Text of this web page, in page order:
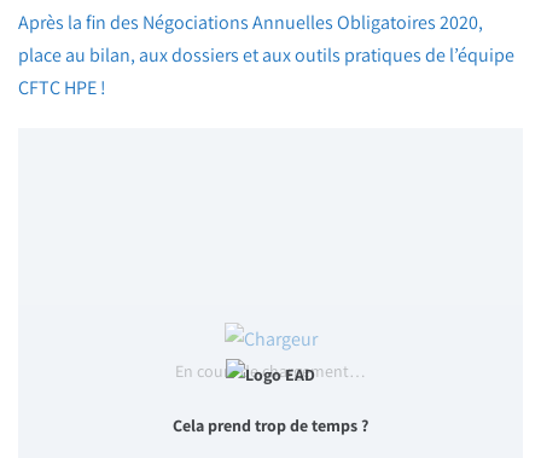
Après la fin des Négociations Annuelles Obligatoires 2020,
place au bilan, aux dossiers et aux outils pratiques de l’équipe
CFTC HPE !
En cours de chargement…
Cela prend trop de temps ?